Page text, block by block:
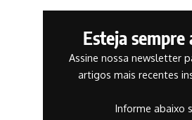
Esteja
Assine nossa newsletter
artigos mais recentes
Informe abaixo